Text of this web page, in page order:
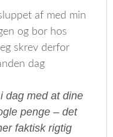
af med min
og bor hos
skrev derfor
dag
dag med at dine
penge – det
faktisk rigtig